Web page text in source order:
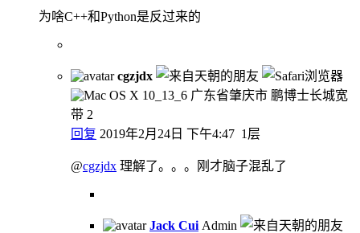
为啥C++和Python是反过来的
cgzjdx
广东省肇庆市 鹏博士长城宽
带 2
回复 2019年2月24日 下午4:47 1层
@cgzjdx 理解了。。。刚才脑子混乱了
Jack Cui Admin